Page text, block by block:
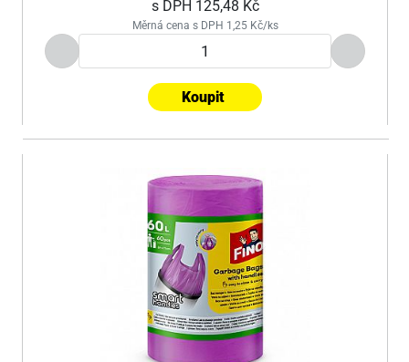
s DPH 125,48 Kč
Měrná cena s DPH 1,25 Kč/ks
Koupit